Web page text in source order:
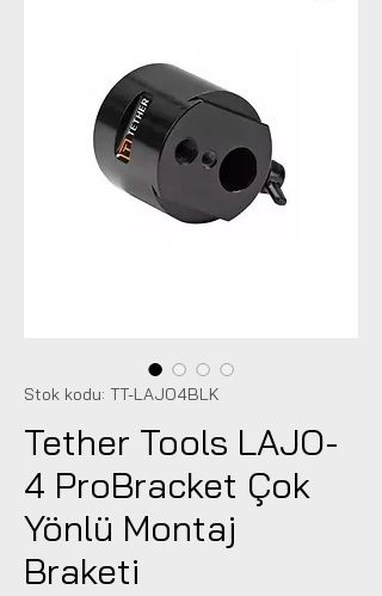
Stok kodu: TT-LAJO4BLK
Tether Tools LAJO-
4 ProBracket Çok
Yönlü Montaj
Braketi